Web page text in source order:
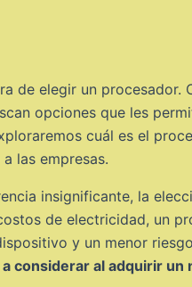
de elegir un procesador.
opciones que les
cuál es el
las empresas.
insignificante, la
de electricidad, un
y un menor
considerar al adquirir un